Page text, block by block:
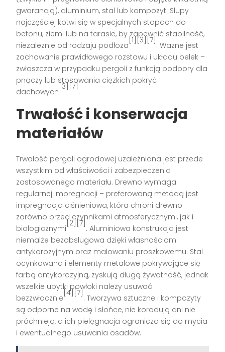
gwarancją), aluminium, stal lub kompozyt. Słupy
najczęściej kotwi się w specjalnych stopach do
betonu, ziemi lub na tarasie, by zapewnić stabilność,
niezależnie od rodzaju podłoża
[1][3][7]
. Ważne jest
zachowanie prawidłowego rozstawu i układu belek –
zwłaszcza w przypadku pergoli z funkcją podpory dla
pnączy lub stosowania ciężkich pokryć
dachowych
[3][7]
.
Trwałość i konserwacja
materiałów
Trwałość pergoli ogrodowej uzależniona jest przede
wszystkim od właściwości i zabezpieczenia
zastosowanego materiału. Drewno wymaga
regularnej impregnacji – preferowaną metodą jest
impregnacja ciśnieniowa, która chroni drewno
zarówno przed czynnikami atmosferycznymi, jak i
biologicznymi
[2][7]
. Aluminiowa konstrukcja jest
niemalże bezobsługowa dzięki własnościom
antykorozyjnym oraz malowaniu proszkowemu. Stal
ocynkowana i elementy metalowe pokrywające się
farbą antykorozyjną, zyskują długą żywotność, jednak
wszelkie ubytki powłoki należy usuwać
bezzwłocznie
[4][7]
. Tworzywa sztuczne i kompozyty
są odporne na wodę i słońce, nie korodują ani nie
próchnieją, a ich pielęgnacja ogranicza się do mycia
i ewentualnego usuwania osadów.